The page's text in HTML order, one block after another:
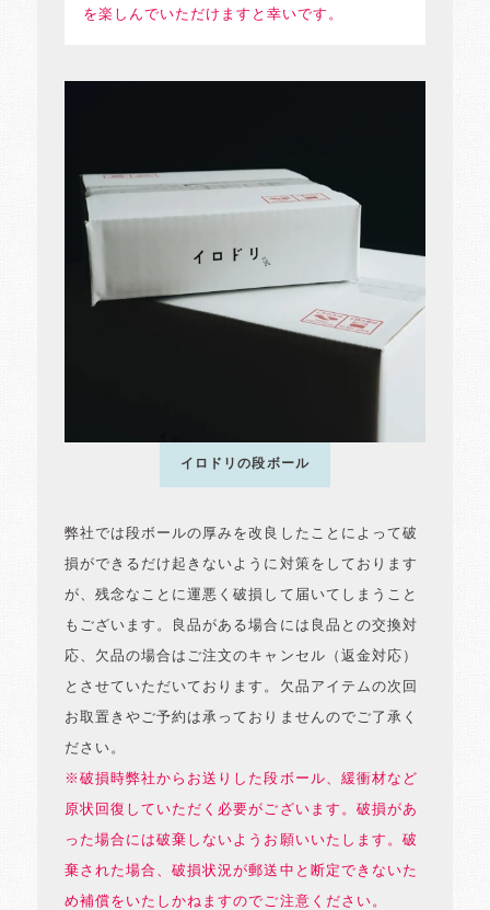
を楽しんでいただけますと幸いです。
イロドリの段ボール
弊社では段ボールの厚みを改良したことによって破
損ができるだけ起きないように対策をしております
が、残念なことに運悪く破損して届いてしまうこと
もございます。良品がある場合には良品との交換対
応、欠品の場合はご注文のキャンセル（返金対応）
とさせていただいております。欠品アイテムの次回
お取置きやご予約は承っておりませんのでご了承く
ださい。
※破損時弊社からお送りした段ボール、緩衝材など
原状回復していただく必要がございます。破損があ
った場合には破棄しないようお願いいたします。破
棄された場合、破損状況が郵送中と断定できないた
め補償をいたしかねますのでご注意ください。